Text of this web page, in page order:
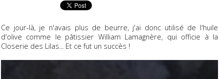
Ce jour-là, je n'avais plus de beurre, j'ai donc utilisé de l'huile
d'olive comme le pâtissier William Lamagnère, qui officie à la
Closerie des Lilas... Et ce fut un succès !